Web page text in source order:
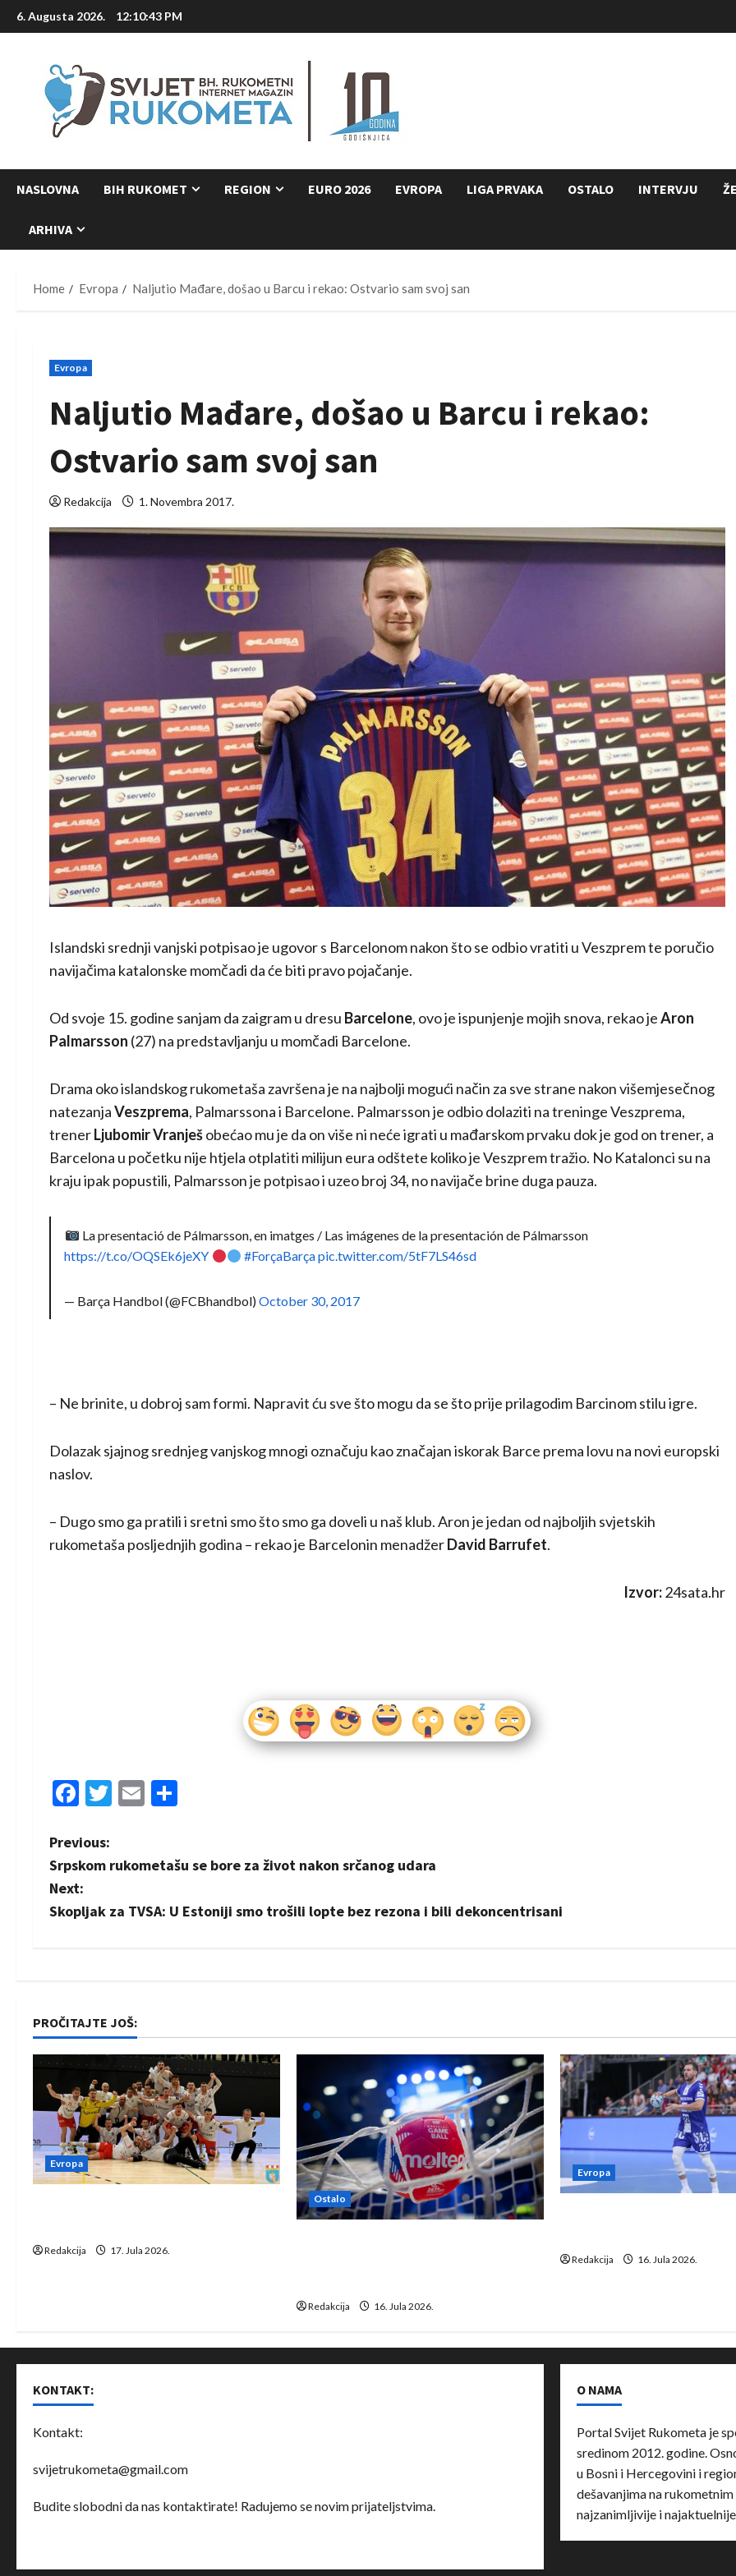
Skip
to
6. Augusta 2026. 12:10:44 PM
NASLOVNA BIH RUKOMET REGION EURO 2026 EVROPA LIGA PRVAKA OSTALO INTERVJU
ARHIVA
Home Evropa Naljutio Mađare, došao u Barcu i rekao: Ostvario sam svoj san
Evropa
Naljutio Mađare, došao u Barcu i rekao:
Ostvario sam svoj san
Redakcija 1. Novembra 2017.
Islandski srednji vanjski potpisao je ugovor s Barcelonom nakon što se odbio vratiti u Veszprem te poručio
navijačima katalonske momčadi da će biti pravo pojačanje.
Od svoje 15. godine sanjam da zaigram u dresu Barcelone, ovo je ispunjenje mojih snova, rekao jeAron
Palmarsson (27) na predstavljanju u momčadi Barcelone.
Drama oko islandskog rukometaša završena je na najbolji mogući način za sve strane nakon višemjesečnog
natezanjaVeszprema, Palmarssona i Barcelone. Palmarsson je odbio dolaziti na treninge Veszprema,
trenerLjubomir Vranješobećao mu je da on više ni neće igrati u mađarskom prvaku dok je god on trener, a
Barcelona u početku nije htjela otplatiti milijun eura odštete koliko je Veszprem tražio. No Katalonci su na
kraju ipak popustili, Palmarsson je potpisao i uzeo broj 34, no navijače brine duga pauza.
La presentació de Pálmarsson, en imatges / Las imágenes de la presentación de Pálmarsson
https://t.co/OQSEk6jeXY
#ForçaBarçapic.twitter.com/5tF7LS46sd
— Barça Handbol (@FCBhandbol)October 30, 2017
– Ne brinite, u dobroj sam formi. Napravit ću sve što mogu da se što prije prilagodim Barcinom stilu igre.
Dolazak sjajnog srednjeg vanjskog mnogi označuju kao značajan iskorak Barce prema lovu na novi europski
naslov.
– Dugo smo ga pratili i sretni smo što smo ga doveli u naš klub. Aron je jedan od najboljih svjetskih
rukometaša posljednjih godina – rekao je Barcelonin menadžerDavid Barrufet.
Izvor:24sata.hr
Facebook
Twitter
Email
P
o
s
a
v
i
g
a
t
o
Previous:
Srpskom rukometašu se bore za život nakon srčanog udara
Next:
Skopljak za TVSA: U Estoniji smo trošili lopte bez rezona i bili dekoncentrisani
PROČITAJTE JOŠ:
Evropa
Redakcija 17. Jula 2026.
Ostalo
Redakcija 16. Jula 2026.
Evropa
Redakcija 16. Jula 2026.
KONTAKT:
Kontakt:
svijetrukometa@gmail.com
Budite slobodni da nas kontaktirate! Radujemo se novim prijateljstvima.
O NAMA
Portal Svijet Rukometa je
sredinom 2012. godine.
u Bosni i Hercegovini i
dešavanjima na
najzanimljivije i